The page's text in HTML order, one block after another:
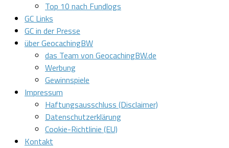
Top 10 nach Fundlogs
GC Links
GC in der Presse
über GeocachingBW
das Team von GeocachingBW.de
Werbung
Gewinnspiele
Impressum
Haftungsausschluss (Disclaimer)
Datenschutzerklärung
Cookie-Richtlinie (EU)
Kontakt